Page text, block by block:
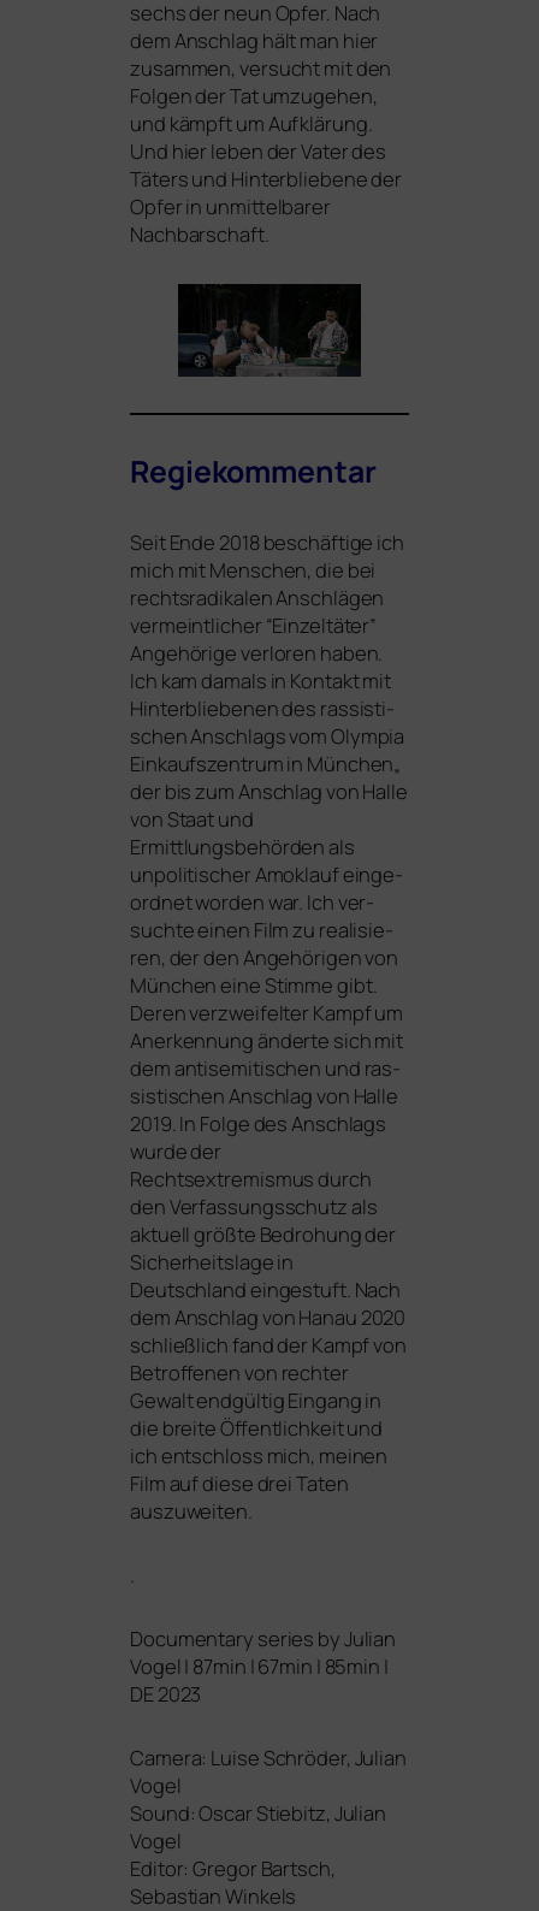
sechs der neun Opfer. Nach
dem Anschlag hält man hier
zusam­men, ver­sucht mit den
Folgen der Tat umzu­ge­hen,
und kämpft um Aufklärung.
Und hier leben der Vater des
Täters und Hinterbliebene der
Opfer in unmit­tel­ba­rer
Nachbarschaft.
Regiekommentar
Seit Ende 2018 beschäf­ti­ge ich
mich mit Menschen, die bei
rechts­ra­di­ka­len Anschlägen
ver­meint­li­cher “Einzeltäter”
Angehörige ver­lo­ren haben.
Ich kam damals in Kontakt mit
Hinterbliebenen des ras­sis­ti­
schen Anschlags vom Olympia
Einkaufszentrum in München„
der bis zum Anschlag von Halle
von Staat und
Ermittlungsbehörden als
unpo­li­ti­scher Amoklauf ein­ge­
ord­net wor­den war. Ich ver­
such­te einen Film zu rea­li­sie­
ren, der den Angehörigen von
München eine Stimme gibt.
Deren ver­zwei­fel­ter Kampf um
Anerkennung änder­te sich mit
dem anti­se­mi­ti­schen und ras­
sis­ti­schen Anschlag von Halle
2019. In Folge des Anschlags
wur­de der
Rechtsextremismus durch
den Verfassungsschutz als
aktu­ell größ­te Bedrohung der
Sicherheitslage in
Deutschland ein­ge­stuft. Nach
dem Anschlag von Hanau 2020
schließ­lich fand der Kampf von
Betroffenen von rech­ter
Gewalt end­gül­tig Eingang in
die brei­te Öffentlichkeit und
ich ent­schloss mich, mei­nen
Film auf die­se drei Taten
auszuweiten.
.
Documentary series by Julian
Vogel | 87min | 67min | 85min |
DE2023
Camera: Luise Schröder, Julian
Vogel
Sound: Oscar Stiebitz, Julian
Vogel
Editor: Gregor Bartsch,
Sebastian Winkels